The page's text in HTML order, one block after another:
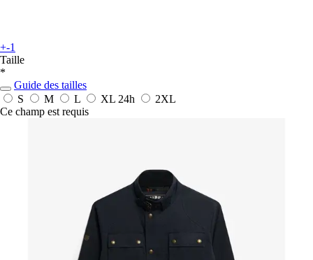
+-1
Taille
*
Guide des tailles
S
M L XL 24h
2XL
Ce champ est requis